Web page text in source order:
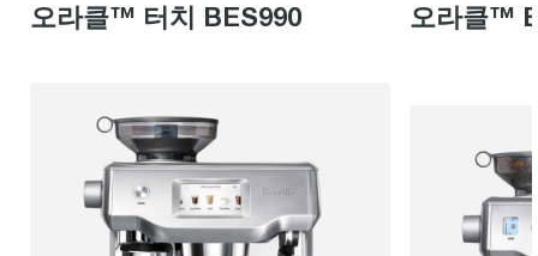
오라클™ 터치 BES990 오라클™